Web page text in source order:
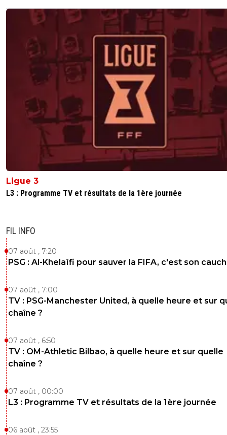
Ligue 3
L3 : Programme TV et résultats de la 1ère journée
FIL INFO
07 août , 7:20
PSG : Al-Khelaïfi pour sauver la FIFA, c'est son
07 août , 7:00
TV : PSG-Manchester United, à quelle heure et sur
chaîne ?
07 août , 6:50
TV : OM-Athletic Bilbao, à quelle heure et sur quelle
chaîne ?
07 août , 00:00
L3 : Programme TV et résultats de la 1ère journée
06 août , 23:55